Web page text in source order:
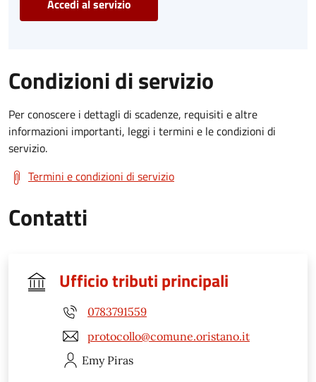
Accedi al servizio
Condizioni di servizio
Per conoscere i dettagli di scadenze, requisiti e altre
informazioni importanti, leggi i termini e le condizioni di
servizio.
Termini e condizioni di servizio
Contatti
Ufficio tributi principali
0783791559
protocollo@comune.oristano.it
Emy Piras